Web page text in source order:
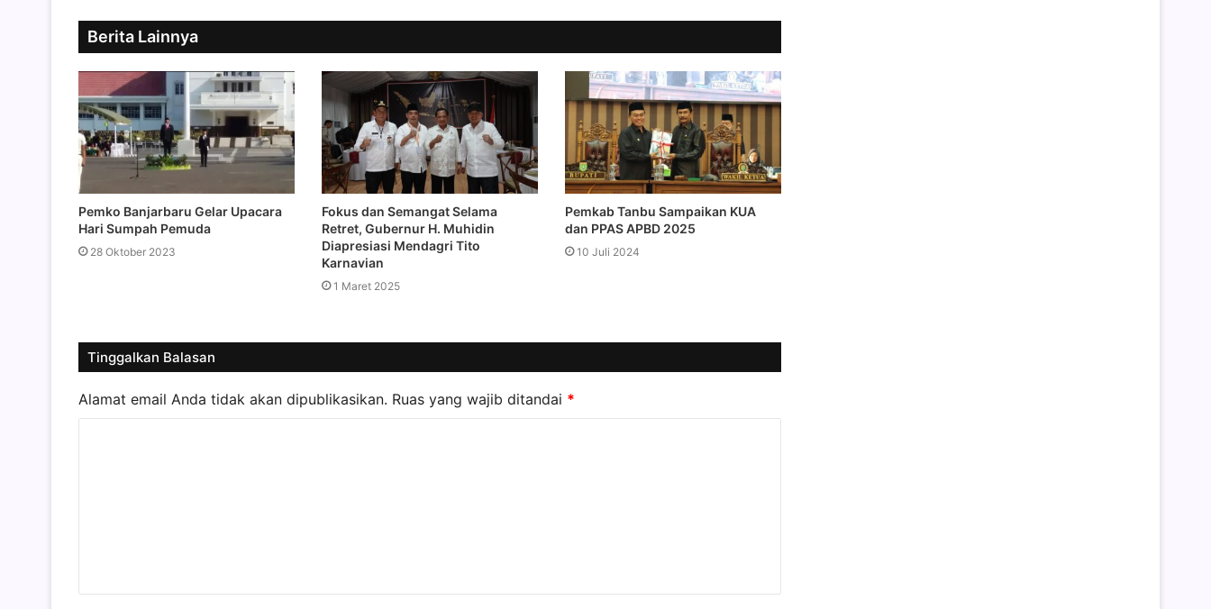
Berita Lainnya
Pemko Banjarbaru Gelar Upacara
Hari Sumpah Pemuda
28 Oktober 2023
Fokus dan Semangat Selama
Retret, Gubernur H. Muhidin
Diapresiasi Mendagri Tito
Karnavian
1 Maret 2025
Pemkab Tanbu Sampaikan KUA
dan PPAS APBD 2025
10 Juli 2024
Tinggalkan Balasan
Alamat email Anda tidak akan dipublikasikan. Ruas yang wajib ditandai *
a